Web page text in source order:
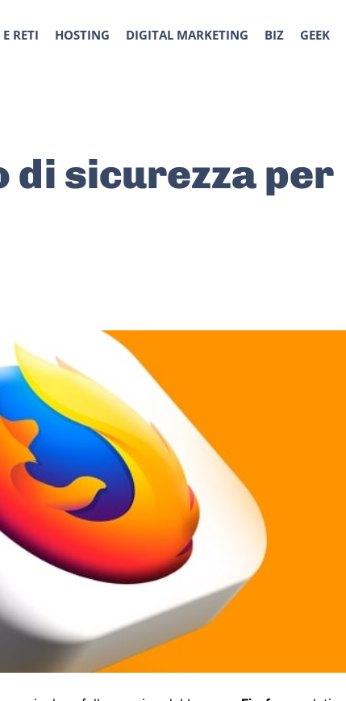
RETI HOSTING DIGITAL MARKETING BIZ GEEK
di sicurezza per